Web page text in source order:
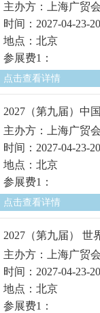
主办方：上海广贸
时间：2027-04-23-
地点：北京
参展费1：
点击查看详情
2027（第九届）中
主办方：上海广贸
时间：2027-04-23-
地点：北京
参展费1：
点击查看详情
2027（第九届） 世
主办方：上海广贸
时间：2027-04-23-
地点：北京
参展费1：